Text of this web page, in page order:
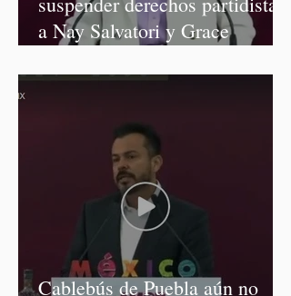
a Nay Salvatori y Grace
Cablebús de Puebla aún no